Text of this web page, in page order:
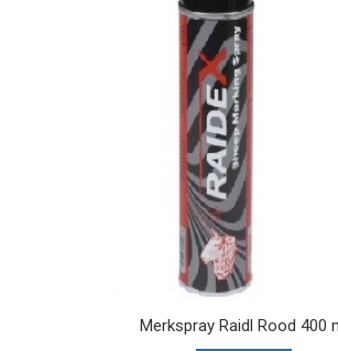
Merkspray Raidl Rood 400